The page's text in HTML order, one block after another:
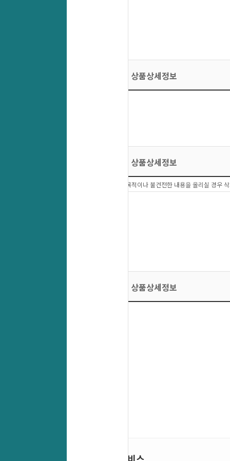
상품상세정보
상품상세정보
상품문의 이외에 다른목적이나 불건전한 내용을 올리실 경우
상품상세정보